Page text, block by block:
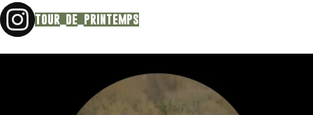
tour_de_printemps